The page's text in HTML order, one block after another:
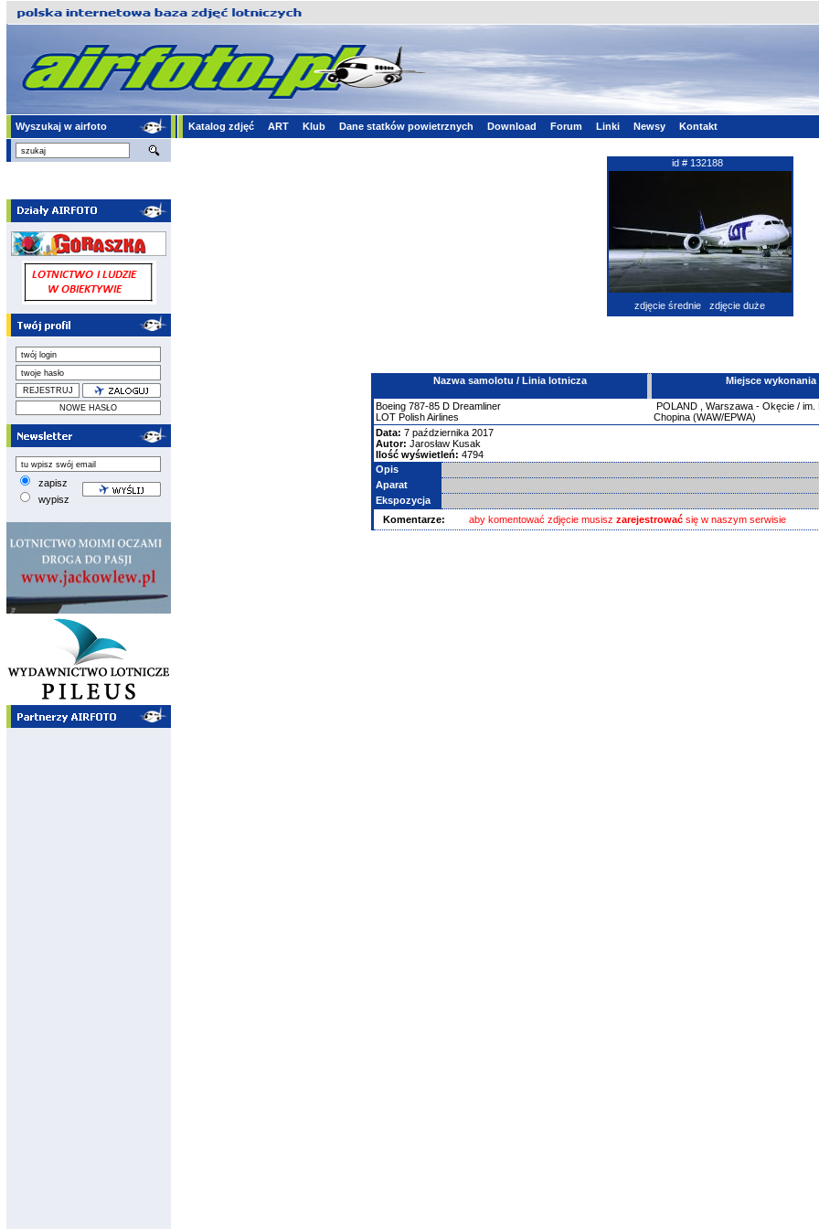
Wyszukaj w airfoto Katalog zdjęć ART Klub Dane statków powietrznych Download Forum Linki Newsy Kontakt
zapisz
wypisz
id # 132188
zdjęcie średnie zdjęcie duże
Nazwa samolotu / Linia lotnicza Miejsce wykonania
Boeing 787-85 D Dreamliner
LOT Polish Airlines
POLAND, Warszawa - Okęcie / im.
Chopina (WAW/EPWA)
Data: 7 października 2017
Autor: Jarosław Kusak
Ilość wyświetleń: 4794
Opis
Aparat
Ekspozycja
Komentarze:
aby komentować zdjęcie musisz zarejestrowaćsię w naszym serwisie